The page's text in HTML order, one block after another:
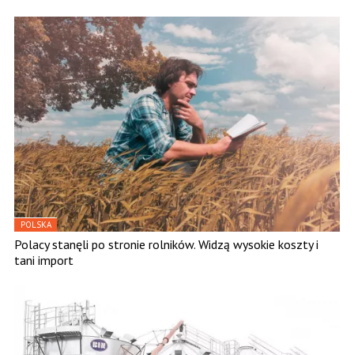
POLSKA
Polacy stanęli po stronie rolników. Widzą wysokie koszty i
tani import